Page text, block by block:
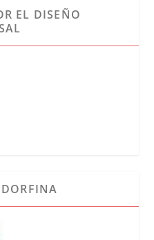
EL DISEÑO